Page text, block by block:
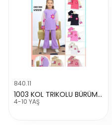
840.11
1003 KOL TRIKOLU BÜRÜMCÜK TAKIM
4-10 YAŞ